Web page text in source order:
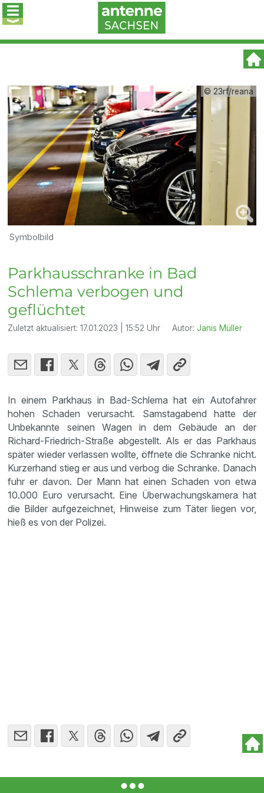
© 23rf/reana
Symbolbild
Parkhausschranke in Bad
Schlema verbogen und
geflüchtet
Zuletzt aktualisiert:17.01.2023 | 15:52 Uhr Autor:Janis Müller
In einem Parkhaus in Bad-Schlema hat ein Autofahrer
hohen Schaden verursacht. Samstagabend hatte der
Unbekannte seinen Wagen in dem Gebäude an der
Richard-Friedrich-Straße abgestellt. Als er das Parkhaus
später wieder verlassen wollte, öffnete die Schranke nicht.
Kurzerhand stieg er aus und verbog die Schranke. Danach
fuhr er davon. Der Mann hat einen Schaden von etwa
10.000 Euro verursacht. Eine Überwachungskamera hat
die Bilder aufgezeichnet, Hinweise zum Täter liegen vor,
hieß es von der Polizei.